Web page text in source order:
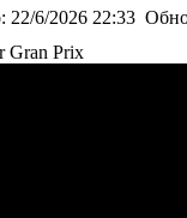
22/6/2026 22:33
Gran Prix